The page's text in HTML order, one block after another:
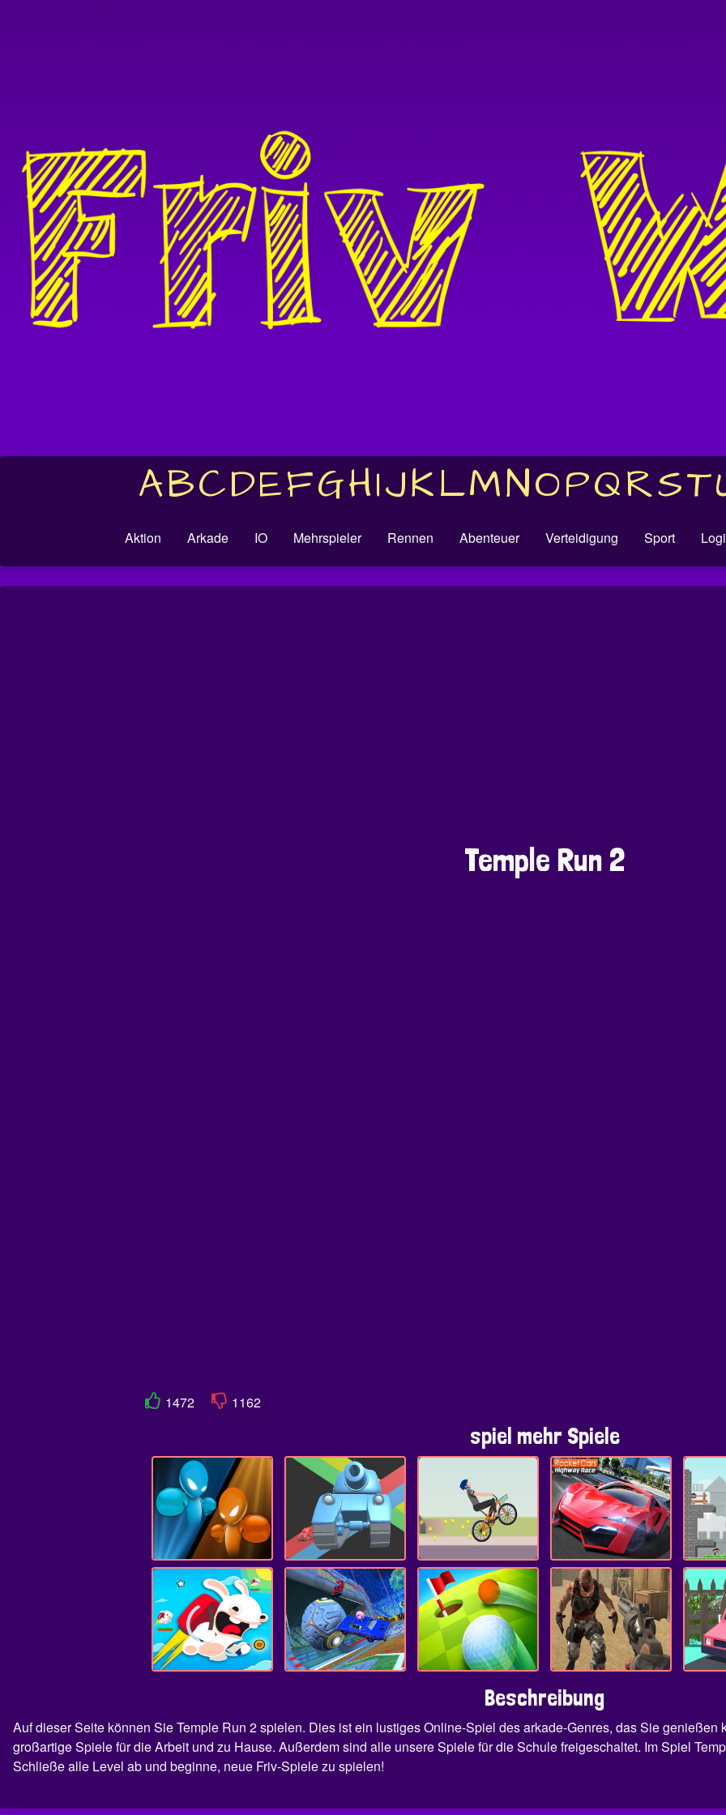
ABCDEFGHIJKLMNOPQRST
Aktion Arkade IO Mehrspieler Rennen Abenteuer Verteidigung Sport
Temple Run 2
1472 1162
spiel mehr Spiele
Beschreibung
Auf dieser Seite können Sie Temple Run 2 spielen. Dies ist ein lustiges Online-Spiel des arkade-Genres, das Sie
großartige Spiele für die Arbeit und zu Hause. Außerdem sind alle unsere Spiele für die Schule freigeschaltet. Im Spiel
Schließe alle Level ab und beginne, neue Friv-Spiele zu spielen!